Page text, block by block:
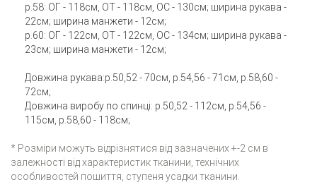
р.58: ОГ - 118см, ОТ - 118см, ОС - 130см; ширина рукава -
22см; ширина манжети - 12см;
р.60: ОГ - 122см, ОТ - 122см, ОС - 134см; ширина рукава -
23см; ширина манжети - 12см;
Довжина рукава:р.50,52 - 70см, р.54,56 - 71см, р.58,60 -
72см;
Довжина виробу по спинці: р.50,52 - 112см, р.54,56 -
115см, р.58,60 - 118см;
* Розміри можуть відрізнятися від зазначених +-2 см в
залежності від характеристик тканини, технічних
особливостей пошиття, ступеня усадки тканини.